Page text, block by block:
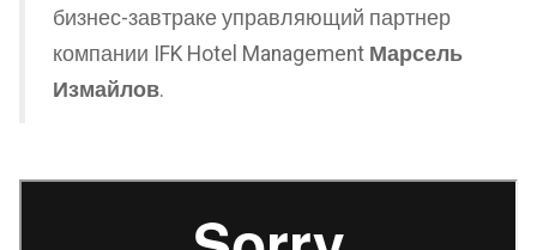
бизнес-завтраке управляющий партнер
компании IFK Hotel Management Марсель
Измайлов.